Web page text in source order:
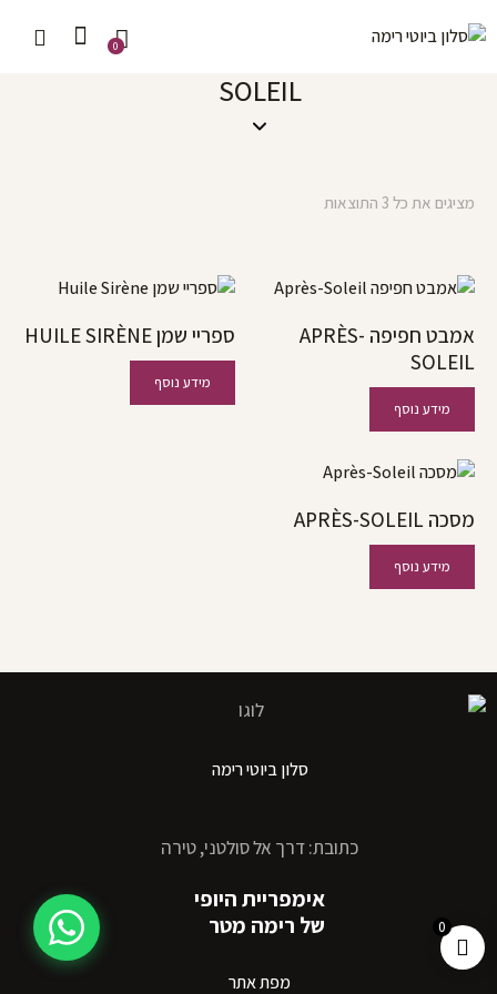
0
0
SOLEIL
מציגים את כל ⁦3⁩ התוצאות
אמבט חפיפה APRÈS-
SOLEIL
מידע נוסף
ספריי שמן HUILE SIRÈNE
מידע נוסף
מסכה APRÈS-SOLEIL
מידע נוסף
סלון ביוטי רימה
כתובת: דרך אל סולטני, טירה
אימפריית היופי
של רימה מטר
מפת אתר